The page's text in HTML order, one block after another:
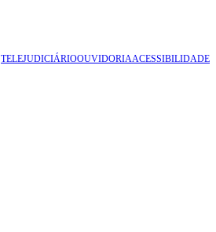
TELEJUDICIÁRIOOUVIDORIAACESSIBILIDADE